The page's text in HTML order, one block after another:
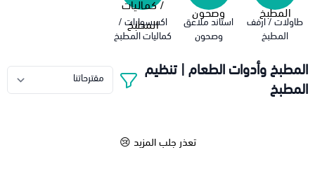
طاولات / ارفف
المطبخ
استاند ملاعق
وصحون
اكسسوارات /
كماليات المطبخ
المطبخ وأدوات الطعام | تنظيم
المطبخ
تعذر جلب المزيد 😢